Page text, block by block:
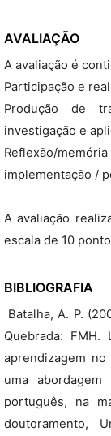
AVALIAÇÃO
A avaliação é
Participação e
Produção de
investigação e
Reflexão/
implementação /
A avaliação
escala de 10
BIBLIOGRAFIA
 Batalha, A. P.
Quebrada:
aprendizagem
uma
português, na
doutoramento,